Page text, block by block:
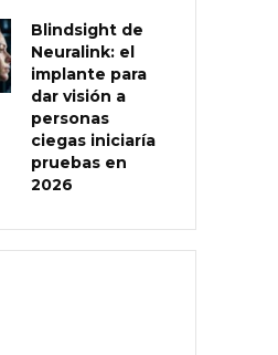
Blindsight de
Neuralink: el
implante para
dar visión a
personas
ciegas iniciaría
pruebas en
2026